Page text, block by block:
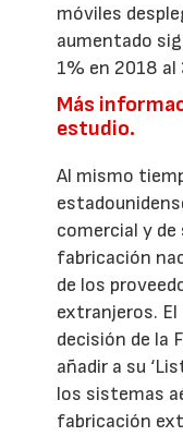
móviles
aumentado
1% en 2018 al
Más
estudio.
Al mismo
comercial y de
fabricación
de los
extranjeros. El
decisión de la
añadir a su
los sistemas
fabricación